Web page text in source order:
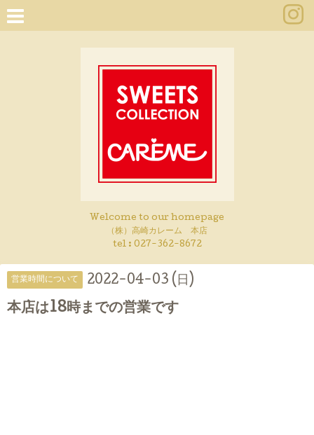
Welcome to our homepage
（株）高崎カレーム 本店
tel : 027-362-8672
営業時間について 2022-04-03 (日)
本店は18時までの営業です